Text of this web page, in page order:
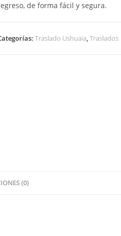
de forma fácil y segura.
Traslado Ushuaia,Traslados
(0)